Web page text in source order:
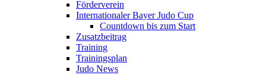
Förderverein
Internationaler Bayer Judo Cup
Countdown bis zum Start
Zusatzbeitrag
Training
Trainingsplan
Judo News